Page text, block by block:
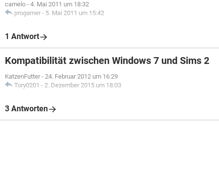
camelo - 4. Mai 2011 um 18:32
progamer - 5. Mai 2011 um 15:42
1 Antwort
Kompatibilität zwischen Windows 7 und Sims 2
KatzenFutter - 24. Februar 2012 um 16:29
Tory0201 - 2. Dezember 2015 um 18:03
3 Antworten